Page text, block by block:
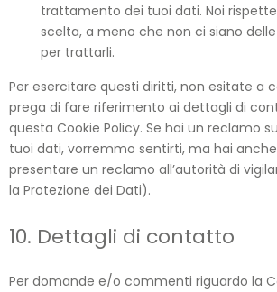
trattamento dei tuoi dati. Noi
scelta, a meno che non ci siano
per trattarli.
Per esercitare questi diritti, non esitate a
prega di fare riferimento ai dettagli di
questa Cookie Policy. Se hai un reclamo
tuoi dati, vorremmo sentirti, ma hai
presentare un reclamo all’autorità di
la Protezione dei Dati).
10. Dettagli di contatto
Per domande e/o commenti riguardo la